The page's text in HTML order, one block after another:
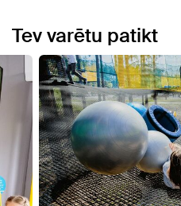
Tev varētu patikt